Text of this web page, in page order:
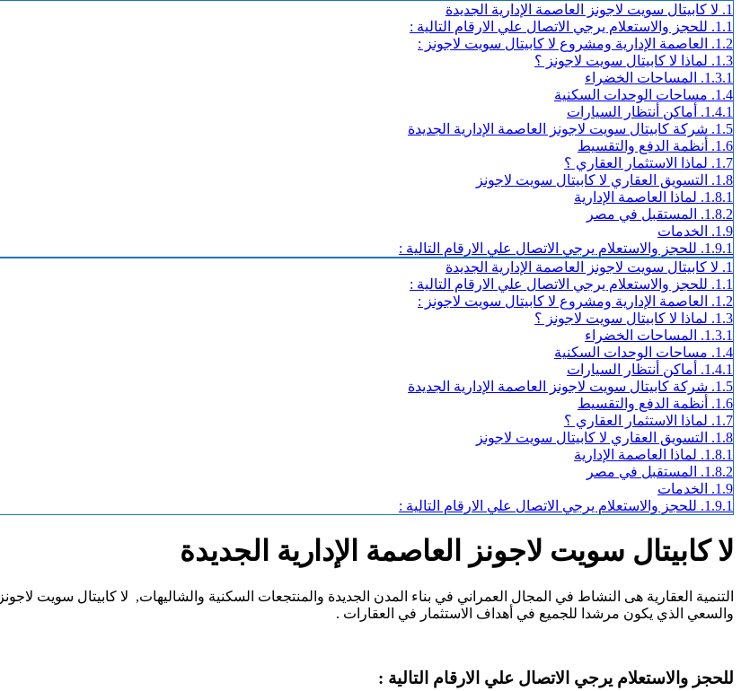
1. لا كابيتال سويت لاجونز العاصمة الإدارية الجديدة
1.1. للحجز والاستعلام يرجي الاتصال علي الارقام التالية :
1.2.
العاصمة الإدارية ومشروع لا كابيتال سويت لاجونز :
1.3. لماذا لا كابيتال سويت لاجونز ؟
1.3.1.
المساحات الخضراء
1.4. مساحات الوحدات السكنية
1.4.1.
أماكن أنتظار السيارات
1.5. شركة كابيتال سويت لاجونز العاصمة الإدارية الجديدة
1.6.
أنظمة الدفع والتقسيط
1.7. لماذا الاستثمار العقاري ؟
1.8.
التسويق العقاري لا كابيتال سويت لاجونز
1.8.1. لماذا العاصمة الإدارية
1.8.2.
المستقبل في مصر
1.9.
الخدمات
1.9.1. للحجز والاستعلام يرجي الاتصال علي الارقام التالية :
1. لا كابيتال سويت لاجونز العاصمة الإدارية الجديدة
1.1. للحجز والاستعلام يرجي الاتصال علي الارقام التالية :
1.2.
العاصمة الإدارية ومشروع لا كابيتال سويت لاجونز :
1.3. لماذا لا كابيتال سويت لاجونز ؟
1.3.1.
المساحات الخضراء
1.4. مساحات الوحدات السكنية
1.4.1.
أماكن أنتظار السيارات
1.5. شركة كابيتال سويت لاجونز العاصمة الإدارية الجديدة
1.6.
أنظمة الدفع والتقسيط
1.7. لماذا الاستثمار العقاري ؟
1.8.
التسويق العقاري لا كابيتال سويت لاجونز
1.8.1. لماذا العاصمة الإدارية
1.8.2.
المستقبل في مصر
1.9.
الخدمات
1.9.1. للحجز والاستعلام يرجي الاتصال علي الارقام التالية :
لا كابيتال سويت لاجونز العاصمة الإدارية الجديدة
التنمية العقارية هى النشاط في المجال العمراني في بناء المدن الجديدة والمنتجعات السكنية والشاليهات, لا كابيتال سويت لاجونز
والسعي الذي يكون مرشدا للجميع في أهداف الاستثمار في العقارات .
للحجز والاستعلام يرجي الاتصال علي الارقام التالية :